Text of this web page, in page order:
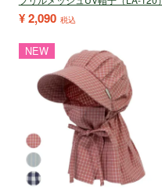
¥2,090 税込
NEW